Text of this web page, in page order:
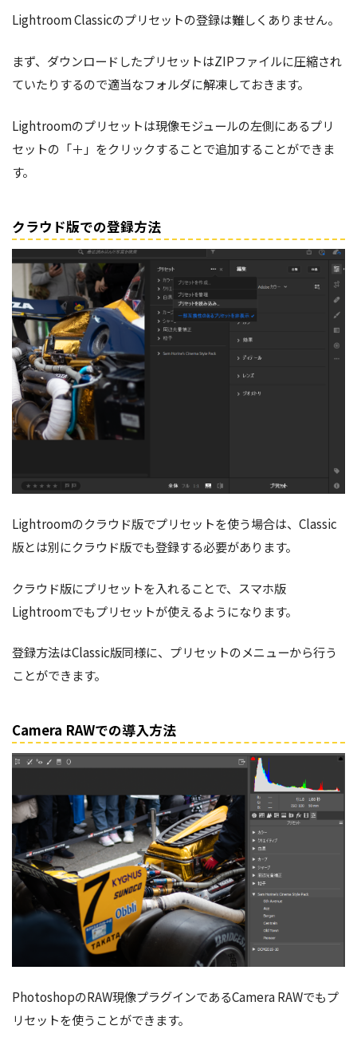
Lightroom Classicのプリセットの登録は難しくありません。
まず、ダウンロードしたプリセットはZIPファイルに圧縮され
ていたりするので適当なフォルダに解凍しておきます。
Lightroomのプリセットは現像モジュールの左側にあるプリ
セットの「＋」をクリックすることで追加することができま
す。
クラウド版での登録方法
Lightroomのクラウド版でプリセットを使う場合は、Classic
版とは別にクラウド版でも登録する必要があります。
クラウド版にプリセットを入れることで、スマホ版
Lightroomでもプリセットが使えるようになります。
登録方法はClassic版同様に、プリセットのメニューから行う
ことができます。
Camera RAWでの導入方法
PhotoshopのRAW現像プラグインであるCamera RAWでもプ
リセットを使うことができます。